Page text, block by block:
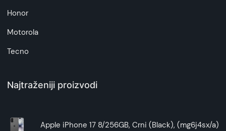
Honor
Motorola
Tecno
Najtraženiji proizvodi
Apple iPhone 17 8/256GB, Crni (Black), (mg6j4sx/a)